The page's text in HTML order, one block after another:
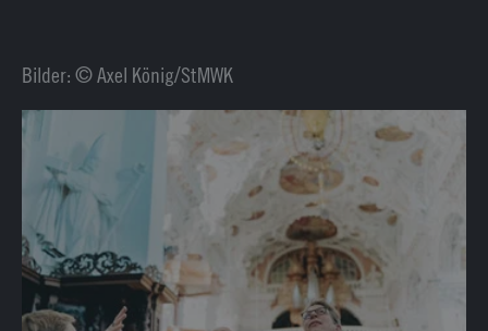
Bilder: © Axel König/StMWK